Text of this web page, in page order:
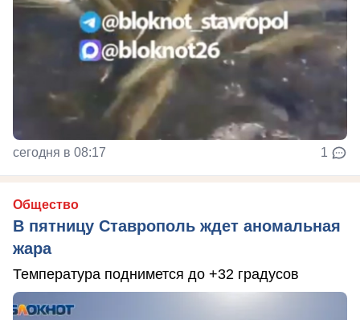
сегодня в 08:17 1
Общество
В пятницу Ставрополь ждет аномальная
жара
Температура поднимется до +32 градусов